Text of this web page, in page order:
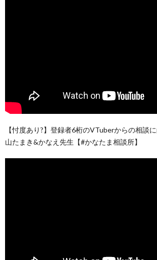
【忖度あり?】登録者6桁のVTuberからの相談
山たまき&かなえ先生【#かなたま相談所】